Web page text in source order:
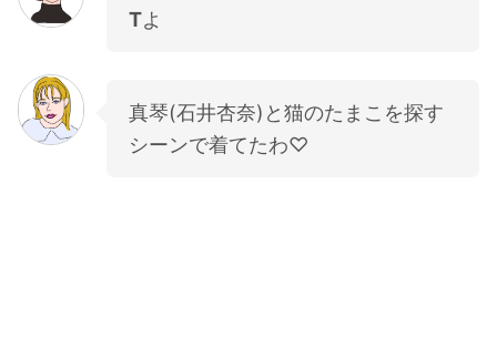
Tよ
真琴(石井杏奈)と猫のたまこを探す
シーンで着てたわ♡